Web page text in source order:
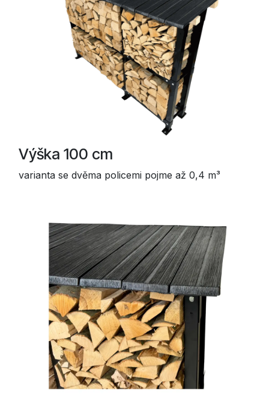
Výška 100 cm
varianta se dvěma policemi pojme až 0,4 m³